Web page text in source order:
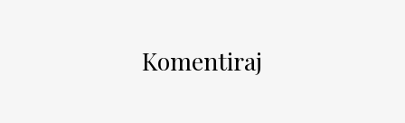
Komentiraj